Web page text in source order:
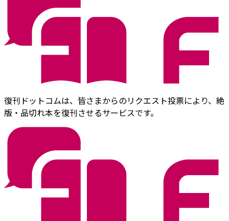
復刊ドットコムは、皆さまからのリクエスト投票により、絶
版・品切れ本を復刊させるサービスです。